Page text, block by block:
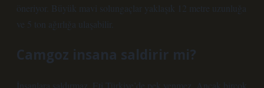
öneriyor. Büyük mavi solungaçlar yaklaşık 12 metre uzunluğa
ve 5 ton ağırlığa ulaşabilir.
Camgoz insana saldirir mi?
İnsanlara saldırmaz. Eti Türkiye’de pek yenmez. Ancak birçok